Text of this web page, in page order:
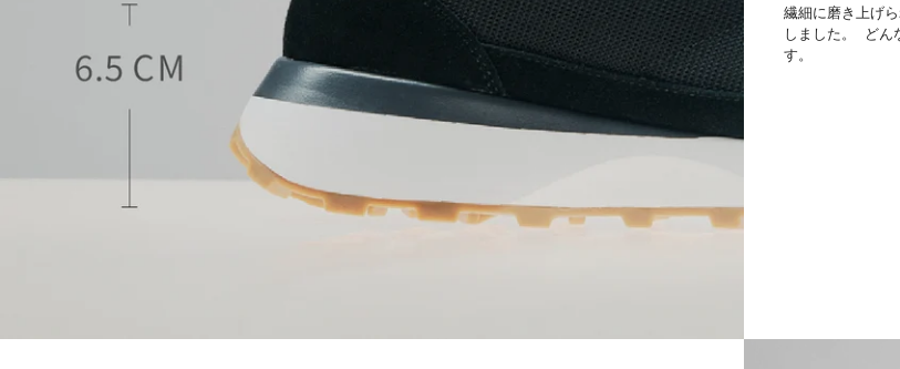
繊細に磨き上げ
しました。 どん
す。